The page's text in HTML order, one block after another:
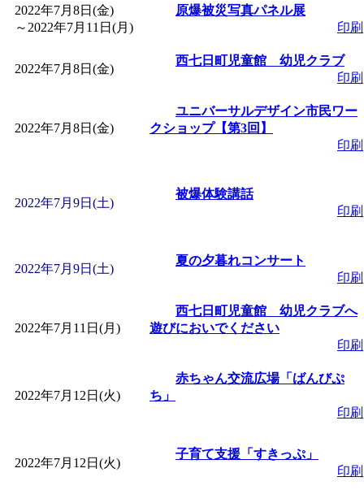
「まだまだ暑い！コ
レクリエーション 障
ットせよ！」 受付期
皆鶴姫のこびる塾
～」 受付期間：～
子育て交流広場「
間：2026/08/10～
「赤ちゃん交流広場
間：2026/08/10～
みなづる号乗車体
de 健康づくり」」 受
2022年7月8日(金)
～ 2022年7月11日(月)
原爆被災写真パネル展
印刷
2022年7月8日(金)
西七日町児童館 幼児クラブ
印刷
2022年7月8日(金)
ユニバーサルデザイン市民ワー
クショップ【第3回】
印刷
2022年7月9日(土)
被爆体験講話
印刷
2022年7月9日(土)
夏の夕暮れコンサート
印刷
2022年7月11日(月)
西七日町児童館 幼児クラブへ
遊びにおいでください
印刷
2022年7月12日(火)
赤ちゃん交流広場「ばんびぷ
ち」
印刷
2022年7月12日(火)
子育て支援「すきっぷ」
印刷